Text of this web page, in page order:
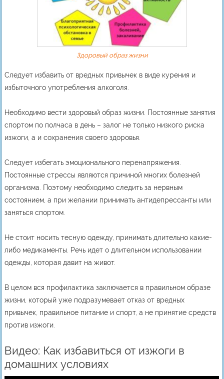
Здоровый образ жизни
Следует избавить от вредных привычек в виде курения и
избыточного употребления алкоголя.
Необходимо вести здоровый образ жизни. Постоянные занятия
спортом по полчаса в день – залог не только низкого риска
изжоги, а и сохранения своего здоровья.
Следует избегать эмоционального перенапряжения.
Постоянные стрессы являются причиной многих болезней
организма. Поэтому необходимо следить за нервным
состоянием, а при желании принимать антидепрессанты или
заняться спортом.
Не стоит носить тесную одежду, принимать длительно какие-
либо медикаменты. Речь идет о длительном использовании
одежды, которая давит на живот.
В целом вся профилактика заключается в правильном образе
жизни, который уже подразумевает отказ от вредных
привычек, правильное питание и спорт, а не принятие средств
против изжоги.
Видео: Как избавиться от изжоги в
домашних условиях